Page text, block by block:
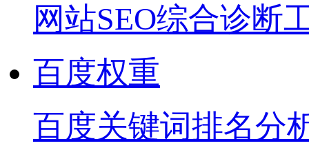
网站SEO综合诊断
百度权重
百度关键词排名分